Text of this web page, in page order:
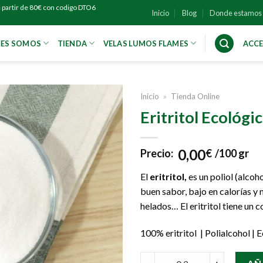
partir de 80€ con codigo DTO6
Inicio Blog Donde estamos
SOMOS TIENDA VELAS LUMOS FLAMES
Inicio » Tienda Online
Eritritol
Precio: 0,00€ /100 gr
El eritritol, es un poliol
buen sabor, bajo en calorías
helados… El eritritol tiene un
100% eritritol | Polialcohol |